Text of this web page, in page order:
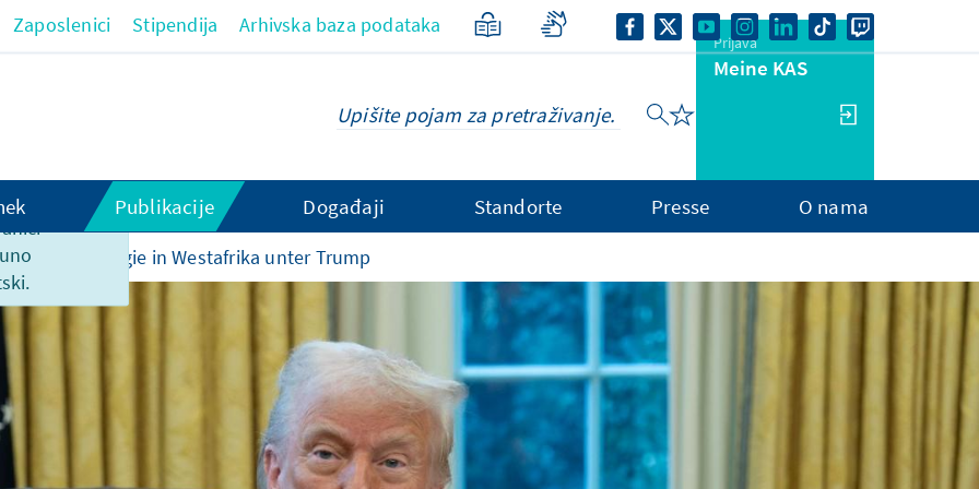
Zaposlenici Stipendija Arhivska baza podataka
Prijava
Meine KAS
Publikacije Događaji Standorte Presse O nama
Die US-Strategie in Westafrika unter Trump